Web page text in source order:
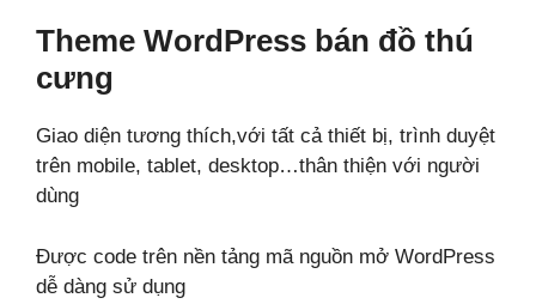
Theme WordPress bán đồ thú
cưng
Giao diện tương thích,với tất cả thiết bị, trình duyệt
trên mobile, tablet, desktop…thân thiện với người
dùng
Được code trên nền tảng mã nguồn mở WordPress
dễ dàng sử dụng